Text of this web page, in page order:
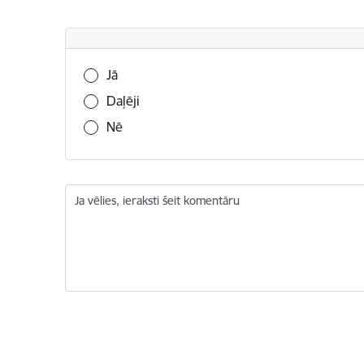
Vai šī informācija bija noderīga?
Jā
Daļēji
Nē
Ja vēlies, ieraksti šeit komentāru